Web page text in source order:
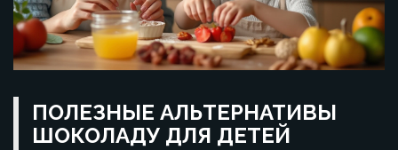
ПОЛЕЗНЫЕ АЛЬТЕРНАТИВЫ
ШОКОЛАДУ ДЛЯ ДЕТЕЙ